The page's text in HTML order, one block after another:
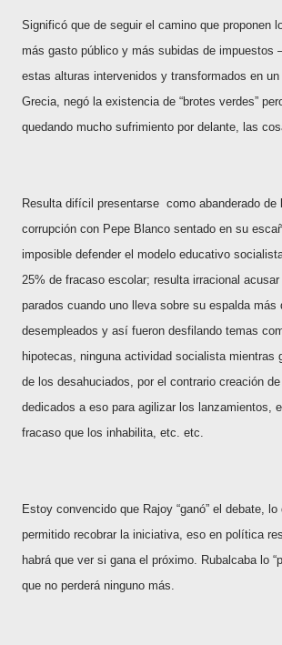
Significó que de seguir el camino que proponen
más gasto público y más subidas de impuestos
estas alturas intervenidos y transformados en
Grecia, negó la existencia de “brotes verdes”
quedando mucho sufrimiento por delante, las
Resulta difícil presentarse como abanderado de
corrupción con Pepe Blanco sentado en su
imposible defender el modelo educativo
25% de fracaso escolar; resulta irracional
parados cuando uno lleva sobre su espalda más
desempleados y así fueron desfilando temas
hipotecas, ninguna actividad socialista mientras
de los desahuciados, por el contrario creación
dedicados a eso para agilizar los lanzamientos,
fracaso que los inhabilita, etc. etc.
Estoy convencido que Rajoy “ganó” el debate,
permitido recobrar la iniciativa, eso en política
habrá que ver si gana el próximo. Rubalcaba lo
que no perderá ninguno más.